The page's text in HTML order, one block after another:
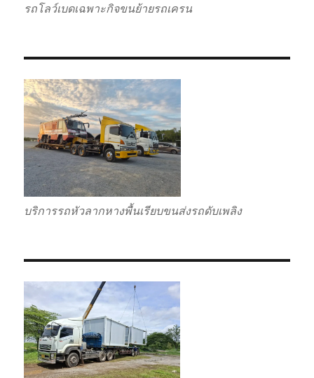
รถโลว์เบดเฉพาะกิจขนย้ายรถเครน
บริการรถหัวลากหางพื้นเรียบขนส่งรถดับเพลิง